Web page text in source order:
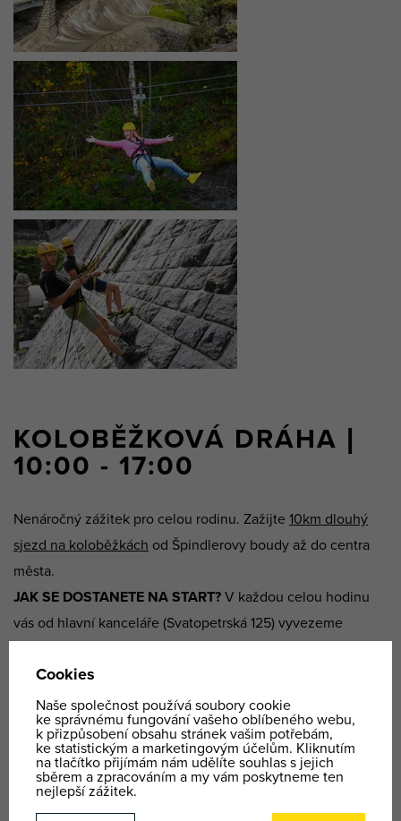
KOLOBĚŽKOVÁ DRÁHA |
10:00 - 17:00
Nenáročný zážitek pro celou rodinu. Zažijte 10km dlouhý
sjezd na koloběžkách od Špindlerovy boudy až do centra
města.
JAK SE DOSTANETE NA START? V každou celou hodinu
vás od hlavní kanceláře (Svatopetrská 125) vyvezeme
koloběžku i helmu a dostanete instruktáž.
PO HORSKÉ TÚŘE DOLŮ DO MĚSTA.Naplánujte si
horskou túru tak, aby končila u Špindlerovy boudy, kde vám
zapůjčíme koloběžky a dolů se svezte. Závěr výletu bude o
to záživnější.